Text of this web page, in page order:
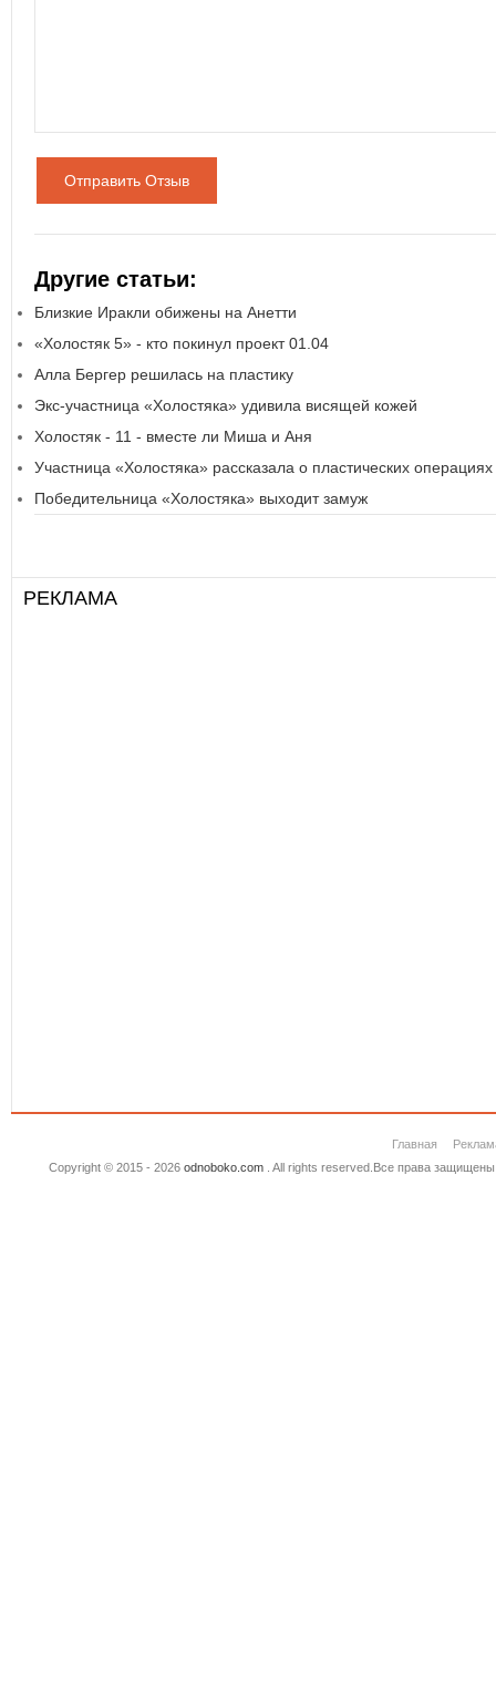
Отправить Отзыв
Другие статьи:
Близкие Иракли обижены на Анетти
«Холостяк 5» - кто покинул проект 01.04
Алла Бергер решилась на пластику
Экс-участница «Холостяка» удивила висящей кожей
Холостяк - 11 - вместе ли Миша и Аня
Участница «Холостяка» рассказала о пластических операциях
Победительница «Холостяка» выходит замуж
РЕКЛАМА
Главная
Copyright © 2015 - 2026 odnoboko.com. All rights reserved.Все права защищены.